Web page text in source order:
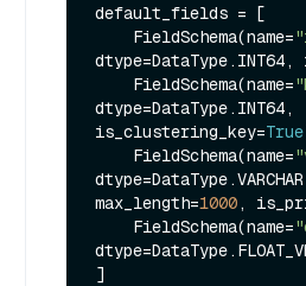
default_fields = [
    FieldSchema(name=
    FieldSchema(name=
dtype=DataType.INT64,
is_clustering_key=True
    FieldSchema(name=
max_length=1000,
    FieldSchema(name=
]